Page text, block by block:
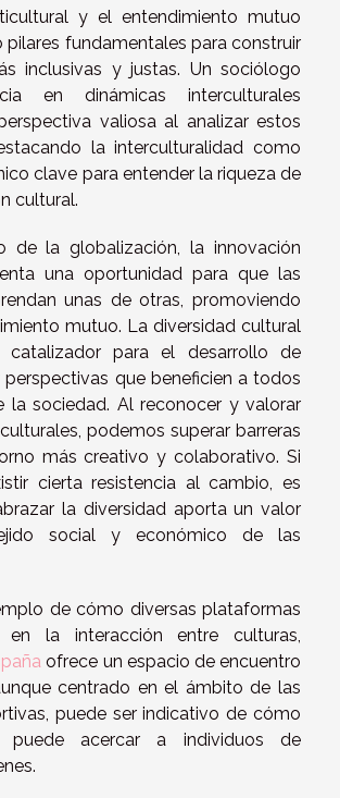
y el entendimiento mutuo
fundamentales para construir
inclusivas y justas. Un sociólogo
en dinámicas interculturales
valiosa al analizar estos
la interculturalidad como
clave para entender la riqueza de
cultural.
de la globalización, la innovación
una oportunidad para que las
unas de otras, promoviendo
mutuo. La diversidad cultural
para el desarrollo de
perspectivas que beneficien a todos
la sociedad. Al reconocer y valorar
podemos superar barreras
más creativo y colaborativo. Si
cierta resistencia al cambio, es
la diversidad aporta un valor
social y económico de las
de cómo diversas plataformas
en la interacción entre culturas,
ofrece un espacio de encuentro
centrado en el ámbito de las
puede ser indicativo de cómo
puede acercar a individuos de